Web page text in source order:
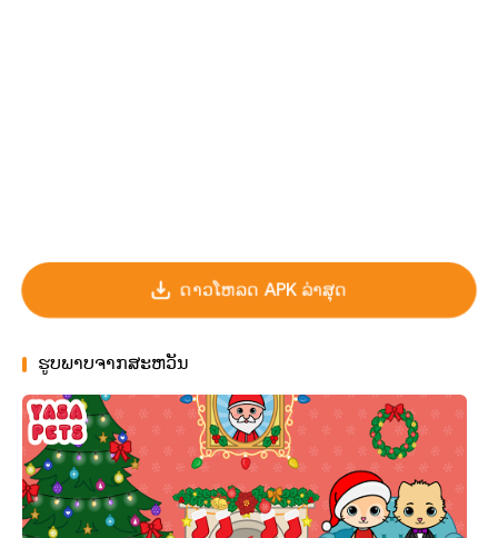
ດາວໂຫລດ APK ລ່າສຸດ
ຮູບພາບຈາກສະຫວັນ